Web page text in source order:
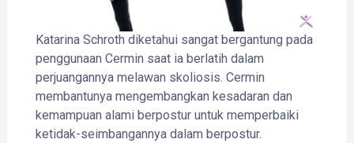
Katarina Schroth diketahui sangat bergantung pada
penggunaan Cermin saat ia berlatih dalam
perjuangannya melawan skoliosis. Cermin
membantunya mengembangkan kesadaran dan
kemampuan alami berpostur untuk memperbaiki
ketidak-seimbangannya dalam berpostur.